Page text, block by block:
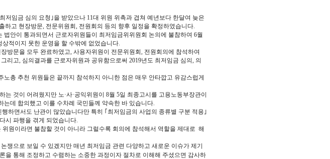
저임금 심의 요청｣을 받았으나 11대 위원 위촉과 겹쳐 예년보다 한달여 늦은
하고 현장방문, 전문위원회, 전원회의 등의 향후 일정을 확정하였습니다.
안이 통과되면서 근로자위원들이 최저임금위위원회 논의에 불참하여 6월
적이지 못한 운영을 할 수밖에 없었습니다.
방문을 모두 완료하였고, 사용자위원이 전문위원회, 전원회의에 참석하여
리고, 심의결과를 근로자위원과 공유함으로써 2019년도 최저임금 심의, 의
총 추천 위원들은 끝까지 참석하지 아니한 점은 매우 안타깝고 유감스럽게
것이 어려웠지만 노·사·공익위원이 8월 5일 최종고시를 고용노동부장관이
데 합의했고 이를 수차례 국민들께 약속한 바 있습니다.
하면서도 난관이 많았습니다만 특히 ｢최저임금의 사업의 종류별 구분 적용｣
시 파행을 겪게 되었습니다.
원이라면 불참할 것이 아니라 그럴수록 회의에 참석해서 역할을 제대로 해
쟁으로 보일 수 있겠지만 매년 최저임금 관련 다양하고 새로운 이슈가 제기
을 통해 조정하고 수렴하는 소중한 과정이자 절차로 이해해 주셨으면 감사하